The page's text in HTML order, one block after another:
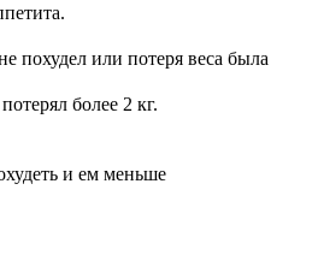
похудел или потеря веса была
более 2 кг.
и ем меньше